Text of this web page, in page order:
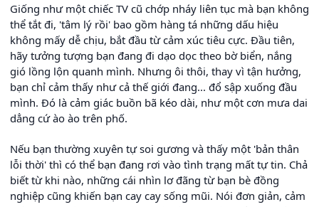
Giống như một chiếc TV cũ chớp nháy liên tục mà bạn không
thể tắt đi, 'tâm lý rồi' bao gồm hàng tá những dấu hiệu
không mấy dễ chịu, bắt đầu từ cảm xúc tiêu cực. Đầu tiên,
hãy tưởng tượng bạn đang đi dạo dọc theo bờ biển, nắng
gió lồng lộn quanh mình. Nhưng ôi thôi, thay vì tận hưởng,
bạn chỉ cảm thấy như cả thế giới đang... đổ sập xuống đầu
mình. Đó là cảm giác buồn bã kéo dài, như một cơn mưa dai
dẳng cứ ào ào trên phố.
Nếu bạn thường xuyên tự soi gương và thấy một 'bản thân
lỗi thời' thì có thể bạn đang rơi vào tình trạng mất tự tin. Chả
biết từ khi nào, những cái nhìn lơ đãng từ bạn bè đồng
nghiệp cũng khiến bạn cay cay sống mũi. Nói đơn giản, cảm